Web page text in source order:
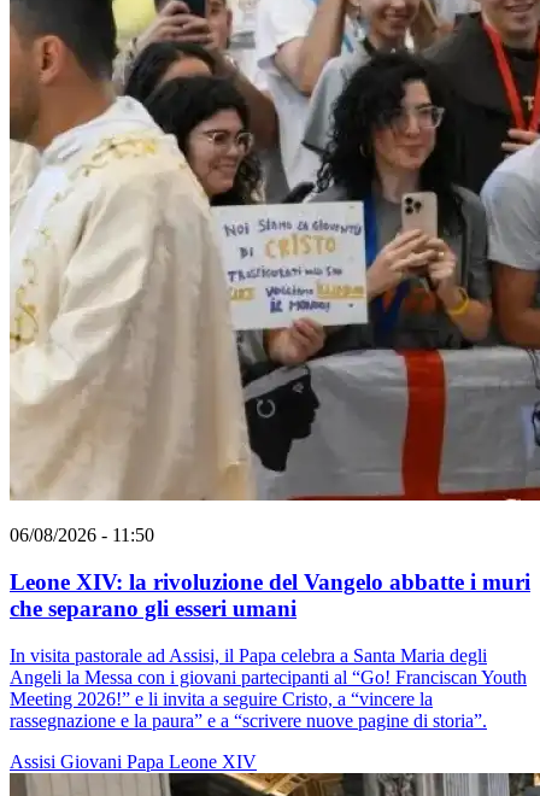
06/08/2026 - 11:50
Leone XIV: la rivoluzione del Vangelo abbatte i muri
che separano gli esseri umani
In visita pastorale ad Assisi, il Papa celebra a Santa Maria degli
Angeli la Messa con i giovani partecipanti al “Go! Franciscan Youth
Meeting 2026!” e li invita a seguire Cristo, a “vincere la
rassegnazione e la paura” e a “scrivere nuove pagine di storia”.
Assisi Giovani Papa Leone XIV